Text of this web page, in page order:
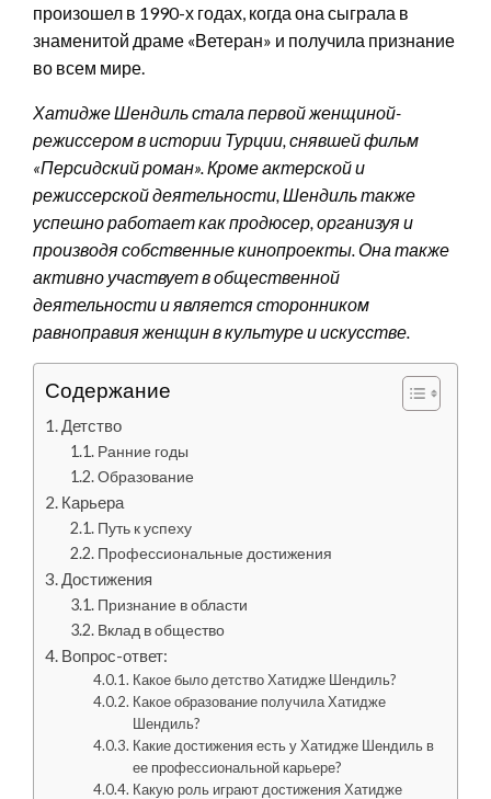
произошел в 1990-х годах, когда она сыграла в
знаменитой драме «Ветеран» и получила признание
во всем мире.
Хатидже Шендиль стала первой женщиной-
режиссером в истории Турции, снявшей фильм
«Персидский роман». Кроме актерской и
режиссерской деятельности, Шендиль также
успешно работает как продюсер, организуя и
производя собственные кинопроекты. Она также
активно участвует в общественной
деятельности и является сторонником
равноправия женщин в культуре и искусстве.
Содержание
Детство
Ранние годы
Образование
Карьера
Путь к успеху
Профессиональные достижения
Достижения
Признание в области
Вклад в общество
Вопрос-ответ:
Какое было детство Хатидже Шендиль?
Какое образование получила Хатидже
Шендиль?
Какие достижения есть у Хатидже Шендиль в
ее профессиональной карьере?
Какую роль играют достижения Хатидже